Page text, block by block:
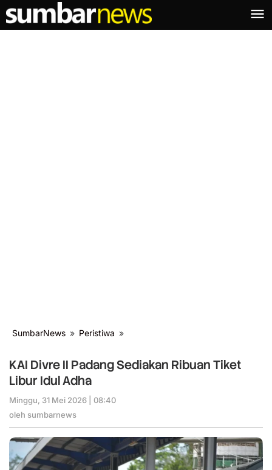
Lewati
ke
konten
SumbarNews » Peristiwa »
Padang
Idul
Adha
KAI Divre II Padang Sediakan Ribuan Tiket
Libur Idul Adha
Minggu, 31 Mei 2026 | 08:40
oleh sumbarnews